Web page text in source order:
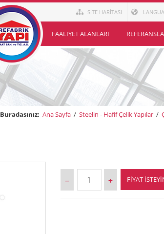
SİTE HARİTASI
FAALIYET ALANLARI
Buradasınız: Ana Sayfa / Steelin - Hafif Çelik Yapılar /
FIYAT